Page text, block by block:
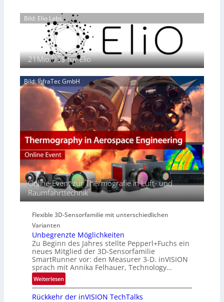
g
h
t
2
0
2
s
i
c
h
a
n
S
e
r
e
t
s
S
e
i
e
s
-
B
u
n
d
e
P
r
ä
s
e
n
i
n
E
E
A
-
R
e
o
n
e
p
a
g
e
‚
H
y
p
s
p
e
c
r
a
l
N
s
‘
Bild: Elio Labs.
21Mio.US$ für Elio
Bild: InfraTec GmbH
Online-Event zur Thermografie in Luft- und
Raumfahrttechnik
Flexible 3D-Sensorfamilie mit unterschiedlichen
Varianten
Unbegrenzte Möglichkeiten
Zu Beginn des Jahres stellte Pepperl+Fuchs ein
neues Mitglied der 3D-Sensorfamilie
SmartRunner vor: den Measurer 3-D. inVISION
sprach mit Annika Felhauer, Technology…
Weiterlesen:
U
n
Rückkehr der inVISION TechTalks